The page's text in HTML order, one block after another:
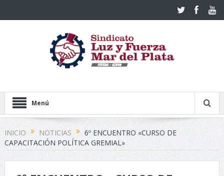
Menú
INICIO NOTICIAS
6º ENCUENTRO «CURSO DE
CAPACITACIÓN POLÍTICA GREMIAL»